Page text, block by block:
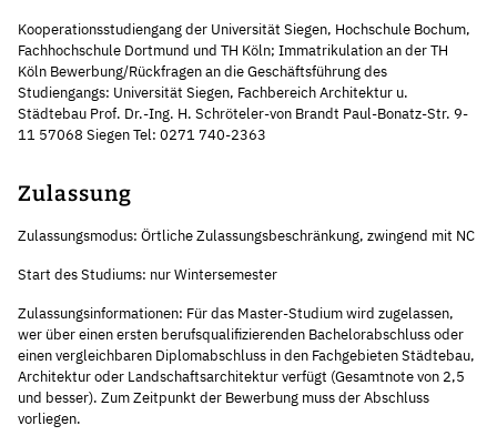
Kooperationsstudiengang der Universität Siegen, Hochschule Bochum,
Fachhochschule Dortmund und TH Köln; Immatrikulation an der TH
Köln Bewerbung/Rückfragen an die Geschäftsführung des
Studiengangs: Universität Siegen, Fachbereich Architektur u.
Städtebau Prof. Dr.-Ing. H. Schröteler-von Brandt Paul-Bonatz-Str. 9-
11 57068 Siegen Tel: 0271 740-2363
Zulassung
Zulassungsmodus: Örtliche Zulassungsbeschränkung, zwingend mit NC
Start des Studiums: nur Wintersemester
Zulassungsinformationen: Für das Master-Studium wird zugelassen,
wer über einen ersten berufsqualifizierenden Bachelorabschluss oder
einen vergleichbaren Diplomabschluss in den Fachgebieten Städtebau,
Architektur oder Landschaftsarchitektur verfügt (Gesamtnote von 2,5
und besser). Zum Zeitpunkt der Bewerbung muss der Abschluss
vorliegen.